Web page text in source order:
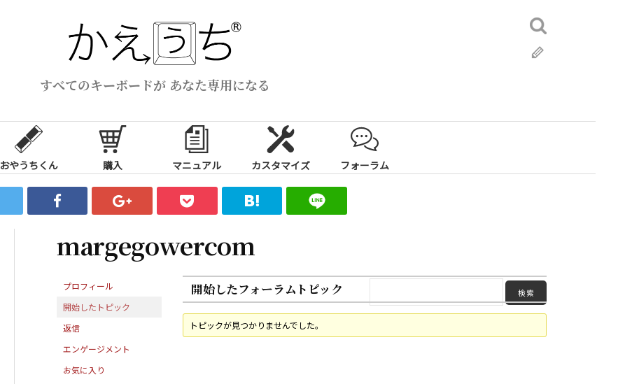
すべてのキーボードが あなた専用になる
検
索:
おやうちくん 購入 マニュアル カスタマイズ フォーラム
margegowercom
プロフィール
開始したトピック
返信
エンゲージメント
お気に入り
開始したフォーラムトピック
トピックが見つかりませんでした。